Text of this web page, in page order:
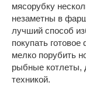
мясорубку
незаметны в
лучший способ
покупать
мелко порубить
рыбные котлеты,
техникой.